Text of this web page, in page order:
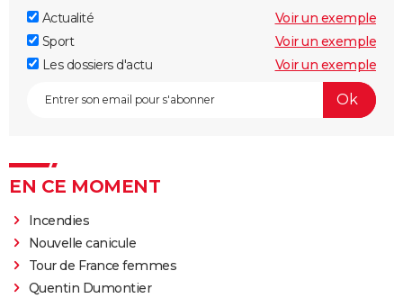
Actualité
Voir un exemple
Sport
Voir un exemple
Les dossiers d'actu
Voir un exemple
EN CE MOMENT
Incendies
Nouvelle canicule
Tour de France femmes
Quentin Dumontier